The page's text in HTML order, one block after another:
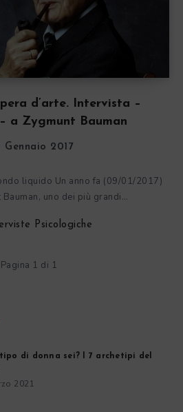
d’arte. Intervista –
a Zygmunt Bauman
Gennaio 2017
liquido Un anno fa (09/01/2017)
uno dei più grandi…
Psicologiche
Pagina 1 di 1
tipo di donna sei? I 7 archetipi del
2021